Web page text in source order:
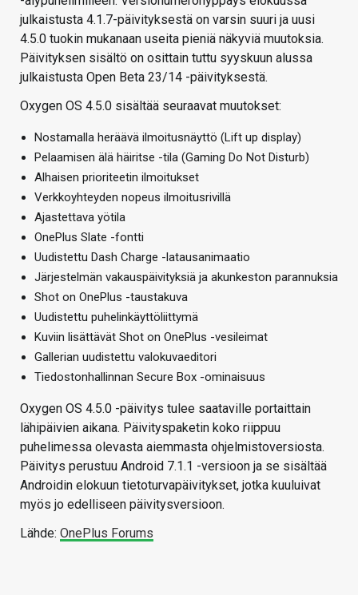
julkaistusta 4.1.7-päivityksestä on varsin suuri ja uusi
4.5.0 tuokin mukanaan useita pieniä näkyviä muutoksia.
Päivityksen sisältö on osittain tuttu syyskuun alussa
julkaistusta Open Beta 23/14 -päivityksestä.
Oxygen OS 4.5.0 sisältää seuraavat muutokset:
Nostamalla heräävä ilmoitusnäyttö (Lift up display)
Pelaamisen älä häiritse -tila (Gaming Do Not Disturb)
Alhaisen prioriteetin ilmoitukset
Verkkoyhteyden nopeus ilmoitusrivillä
Ajastettava yötila
OnePlus Slate -fontti
Uudistettu Dash Charge -latausanimaatio
Järjestelmän vakauspäivityksiä ja akunkeston parannuksia
Shot on OnePlus -taustakuva
Uudistettu puhelinkäyttöliittymä
Kuviin lisättävät Shot on OnePlus -vesileimat
Gallerian uudistettu valokuvaeditori
Tiedostonhallinnan Secure Box -ominaisuus
Oxygen OS 4.5.0 -päivitys tulee saataville portaittain
lähipäivien aikana. Päivityspaketin koko riippuu
puhelimessa olevasta aiemmasta ohjelmistoversiosta.
Päivitys perustuu Android 7.1.1 -versioon ja se sisältää
Androidin elokuun tietoturvapäivitykset, jotka kuuluivat
myös jo edelliseen päivitysversioon.
Lähde: OnePlus Forums